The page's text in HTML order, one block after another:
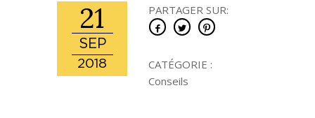
21
SEP
2018
PARTAGER SUR:
CATÉGORIE :
Conseils